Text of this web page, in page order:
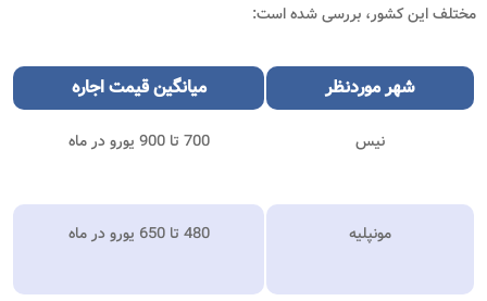
مختلف این کشور، بررسی شده است:
شهر موردنظر میانگینقیمت اجاره
نیس 700 تا 900 یورو در ماه
مونپلیه 480 تا 650 یورو در ماه